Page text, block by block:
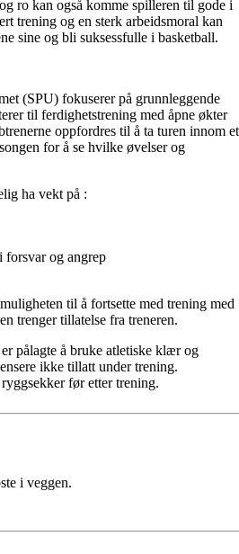
ro kan også komme spilleren til gode i
trening og en sterk arbeidsmoral kan
sine og bli suksessfulle i basketball.
(SPU) fokuserer på grunnleggende
til ferdighetstrening med åpne økter
oppfordres til å ta turen innom et
for å se hvilke øvelser og
ha vekt på :
og angrep
til å fortsette med trening med
trenger tillatelse fra treneren.
pålagte å bruke atletiske klær og
ikke tillatt under trening.
før etter trening.
i veggen.